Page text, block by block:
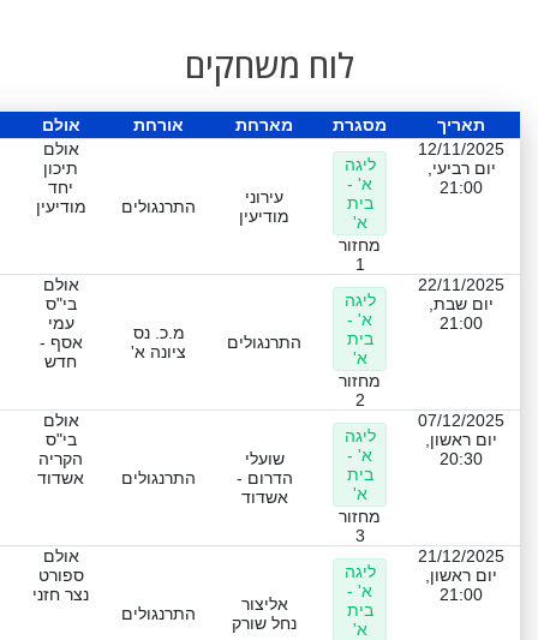
לוח משחקים
תאריך מסגרת מארחת אורחת
אולם
12/11/2025
יום רביעי,
21:00
ליגה
א' -
בית
א'
מחזור
1
עירוני
מודיעין
התרנגולים
אולם
תיכון
יחד
מודיעין
22/11/2025
יום שבת,
21:00
ליגה
א' -
בית
א'
מחזור
2
התרנגולים
מ.כ. נס
ציונה א'
אולם
בי"ס
עמי
אסף -
חדש
07/12/2025
יום ראשון,
20:30
ליגה
א' -
בית
א'
מחזור
3
שועלי
הדרום -
אשדוד
התרנגולים
אולם
בי"ס
הקריה
אשדוד
21/12/2025
יום ראשון,
21:00
ליגה
א' -
בית
א'
אליצור
נחל שורק
התרנגולים
אולם
ספורט
נצר חזני